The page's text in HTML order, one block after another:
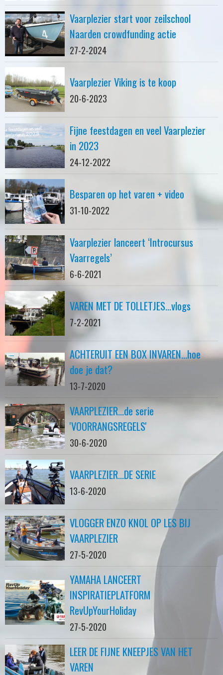
Vaarplezier start voor zeilschool
Naarden crowdfunding actie
27-2-2024
Vaarplezier Viking is te koop
20-6-2023
Fijne feestdagen en veel Vaarplezier
in 2023
24-12-2022
Besparen op het varen + video
31-10-2022
Vaarplezier lanceert ‘Introcursus
Vaarregels’
6-6-2021
VAREN MET DE TOLLETJES...vlogs
7-2-2021
ACHTERUIT EEN BOX INVAREN...hoe
doe je dat?
13-7-2020
VAARPLEZIER...de serie
'VOORRANGSREGELS'
30-6-2020
VAARPLEZIER...DE SERIE
13-6-2020
VLOGGER ENZO KNOL OP LES BIJ
VAARPLEZIER
27-5-2020
YAMAHA LANCEERT
INSPIRATIEPLATFORM
RevUpYourHoliday
27-5-2020
LEER DE FIJNE KNEEPJES VAN HET
VAREN